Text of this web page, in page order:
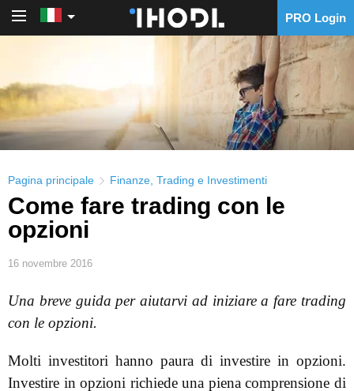
PRO Login
Pagina principale Finanze Trading e Investimenti
Come fare trading con le
opzioni
16 novembre 2016
Una breve guida per aiutarvi ad iniziare a fare trading
con le opzioni.
Molti investitori hanno paura di investire in opzioni.
Investire in opzioni richiede una piena comprensione di